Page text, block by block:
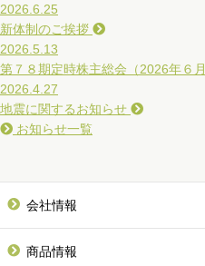
2026.6.25
新体制のご挨拶
2026.5.13
第７８期定時株主総会（2026年６月
2026.4.27
地震に関するお知らせ
お知らせ一覧
会社情報
商品情報